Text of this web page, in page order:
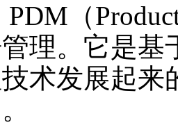
（
理。它是基
术发展起来